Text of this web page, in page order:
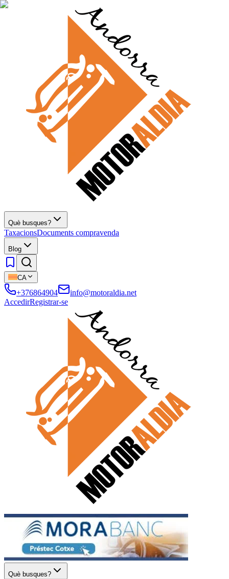
Què busques?
TaxacionsDocuments compravenda
Blog
CA
+376864904
info@motoraldia.net
AccedirRegistrar-se
Què busques?